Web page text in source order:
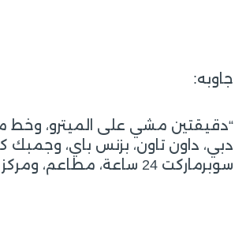
جاوبه:
“دقيقتين مشي على الميترو، وخط
دبي، داون تاون، بزنس باي، وجمبك
سوبرماركت 24 ساعة، مطاعم، ومركز طبي.”